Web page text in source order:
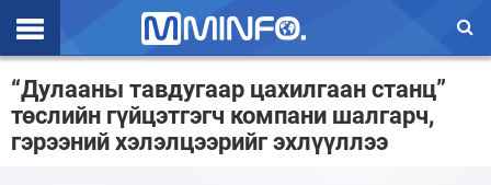
Эхлэл
Цаг агаар
“Дулааны тавдугаар цахилгаан станц”
төслийн гүйцэтгэгч компани шалгарч,
гэрээний хэлэлцээрийг эхлүүллээ